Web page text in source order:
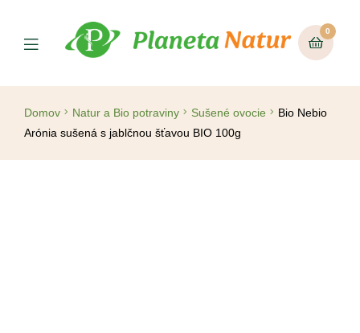
0
Domov Natur a Bio potraviny Sušené ovocie
Bio Nebio
Arónia sušená s jablčnou šťavou BIO 100g